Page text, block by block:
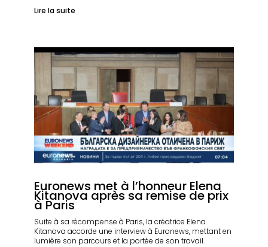
Lire la suite
Euronews met à l’honneur Elena
Kitanova après sa remise de prix
à Paris
Suite à sa récompense à Paris, la créatrice Elena
Kitanova accorde une interview à Euronews, mettant en
lumière son parcours et la portée de son travail.